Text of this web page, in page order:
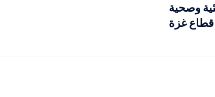
وصحية
قطاع غزة